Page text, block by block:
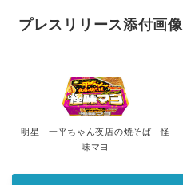
プレスリリース添付画像
明星 一平ちゃん夜店の焼そば 怪
味マヨ